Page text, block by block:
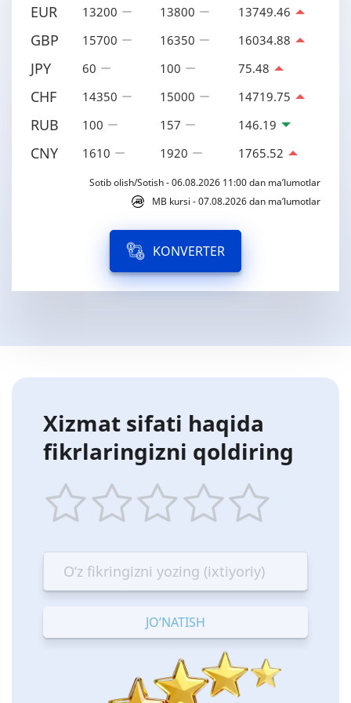
EUR 13200 13800 13749.46
GBP 15700 16350 16034.88
JPY 60 100 75.48
CHF 14350 15000 14719.75
RUB 100 157 146.19
CNY 1610 1920 1765.52
Sotib olish/Sotish - 06.08.2026 11:00 dan ma’lumotlar
MB kursi - 07.08.2026 dan ma’lumotlar
KONVERTER
Xizmat sifati haqida
fikrlaringizni qoldiring
star
Terrible
stars
—
Bad
stars
—
OK
stars
—
Good
stars
—
Excellent